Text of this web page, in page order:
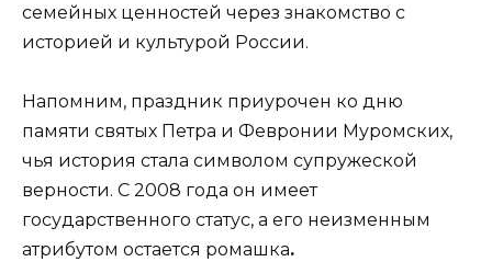
семейных ценностей через знакомство с
историей и культурой России.
Напомним, праздник приурочен ко дню
памяти святых Петра и Февронии Муромских,
чья история стала символом супружеской
верности. С 2008 года он имеет
государственного статус, а его неизменным
атрибутом остается ромашка.